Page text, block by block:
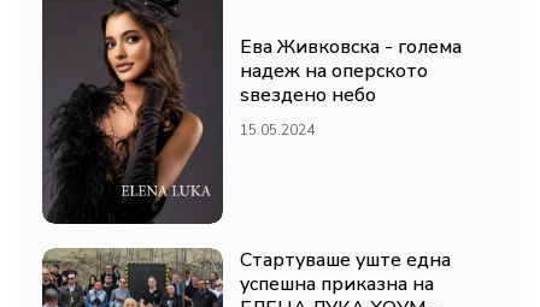
Ева Живковска - голема
надеж на оперското
ѕвездено небо
15.05.2024
Стартуваше уште една
успешна приказна на